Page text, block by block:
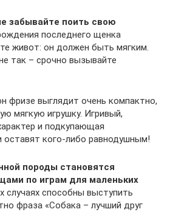
забывайте поить свою
последнего щенка
живот: он должен быть мягким.
так – срочно вызывайте
фризе выглядит очень компактно,
мягкую игрушку. Игривый,
и подкупающая
оставят кого-либо равнодушным!
породы становятся
по играм для маленьких
случаях способны выступить
фраза «Собака – лучший друг